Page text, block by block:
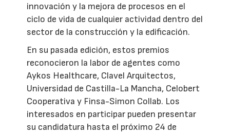
innovación y la mejora de procesos en el
ciclo de vida de cualquier actividad dentro del
sector de la construcción y la edificación.
En su pasada edición, estos premios
reconocieron la labor de agentes como
Aykos Healthcare, Clavel Arquitectos,
Universidad de Castilla-La Mancha, Celobert
Cooperativa y Finsa-Simon Collab. Los
interesados en participar pueden presentar
su candidatura hasta el próximo 24 de